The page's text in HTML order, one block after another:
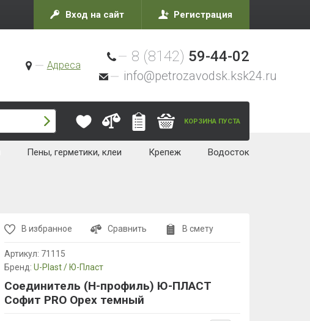
Вход на сайт Регистрация
Адреса
8 (8142) 59-44-02
info@petrozavodsk.ksk24.ru
КОРЗИНА ПУСТА
Пены, герметики, клеи Крепеж Водосток
В избранное Сравнить В смету
Артикул: 71115
Бренд: U-Plast / Ю-Пласт
Соединитель (H-профиль) Ю-ПЛАСТ
Софит PRO Орех темный